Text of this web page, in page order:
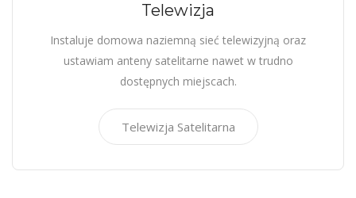
Telewizja
Instaluje domowa naziemną sieć telewizyjną oraz
ustawiam anteny satelitarne nawet w trudno
dostępnych miejscach.
Telewizja Satelitarna